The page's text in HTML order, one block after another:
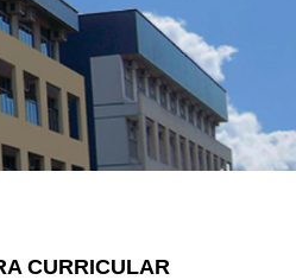
CURRICULAR